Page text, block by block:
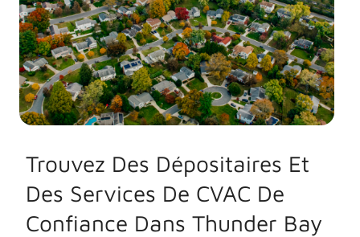
Trouvez Des Dépositaires Et
Des Services De CVAC De
Confiance Dans Thunder Bay